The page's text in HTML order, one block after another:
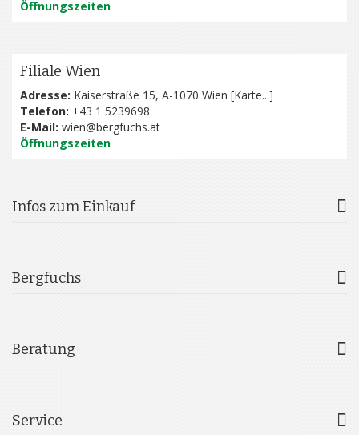
Öffnungszeiten
Filiale Wien
Adresse: Kaiserstraße 15, A-1070 Wien [Karte...]
Telefon: +43 1 5239698
E-Mail: wien@bergfuchs.at
Öffnungszeiten
Infos zum Einkauf
Bergfuchs
Beratung
Service